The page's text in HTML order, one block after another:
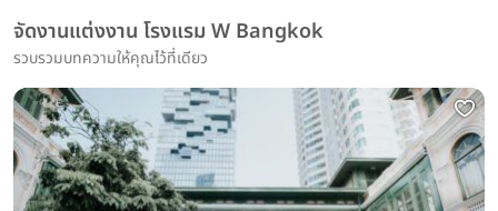
จัดงานแต่งงาน โรงแรม W Bangkok
รวบรวมบทความให้คุณไว้ที่เดียว